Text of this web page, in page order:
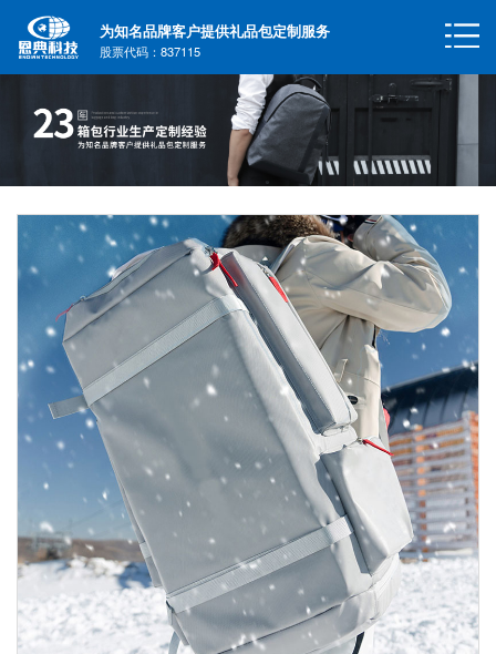
为知名品牌客户提供礼品包定制服务
股票代码：837115